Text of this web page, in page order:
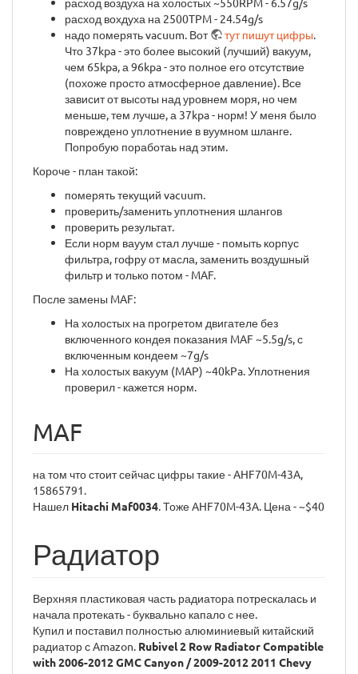
расход вохдуха на 2500TPM - 24.54g/s
надо померять vacuum. Вот
тут пишут цифры.
Что 37kpa - это более высокий (лучший) вакуум,
чем 65kpa, а 96kpa - это полное его отсутствие
(похоже просто атмосферное давление). Все
зависит от высоты над уровнем моря, но чем
меньше, тем лучше, а 37kpa - норм! У меня было
повреждено уплотнение в вуумном шланге.
Попробую поработаь над этим.
Короче - план такой:
померять текущий vacuum.
проверить/заменить уплотнения шлангов
проверить результат.
Если норм вауум стал лучше - помыть корпус
фильтра, гофру от масла, заменить воздушный
фильтр и только потом - MAF.
После замены MAF:
На холостых на прогретом двигателе без
включенного кондея показания MAF ~5.5g/s, с
включенным кондеем ~7g/s
На холостых вакуум (MAP) ~40kPa. Уплотнения
проверил - кажется норм.
MAF
на том что стоит сейчас цифры такие - AHF70M-43A,
15865791.
Нашел Hitachi Maf0034. Тоже AHF70M-43A. Цена - ~$40
Радиатор
Верхняя пластиковая часть радиатора потрескалась и
начала протекать - буквально капало с нее.
Купил и поставил полностью алюминиевый китайский
радиатор с Amazon. Rubivel 2 Row Radiator Compatible
with 2006-2012 GMC Canyon / 2009-2012 2011 Chevy